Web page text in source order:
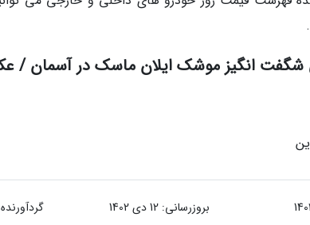
شگفت انگیز موشک ایلان ماسک در آسمان /
بروزرسانی: 12 دی 1402